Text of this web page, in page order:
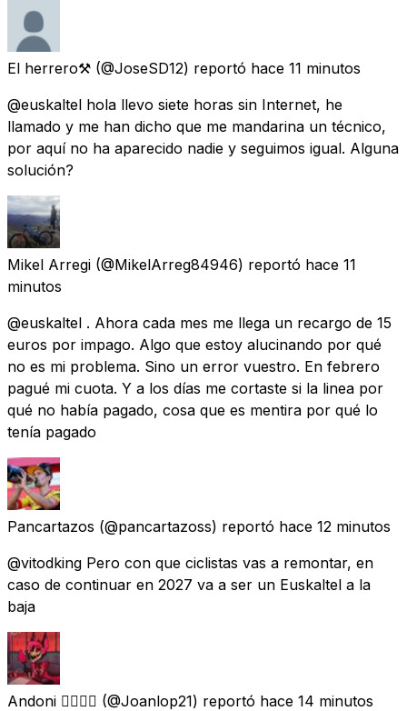
El herrero⚒️ (@JoseSD12) reportó hace 11 minutos
@euskaltel hola llevo siete horas sin Internet, he
llamado y me han dicho que me mandarina un técnico,
por aquí no ha aparecido nadie y seguimos igual. Alguna
solución?
Mikel Arregi (@MikelArreg84946) reportó hace 11
minutos
@euskaltel . Ahora cada mes me llega un recargo de 15
euros por impago. Algo que estoy alucinando por qué
no es mi problema. Sino un error vuestro. En febrero
pagué mi cuota. Y a los días me cortaste si la linea por
qué no había pagado, cosa que es mentira por qué lo
tenía pagado
Pancartazos (@pancartazoss) reportó hace 12 minutos
@vitodking Pero con que ciclistas vas a remontar, en
caso de continuar en 2027 va a ser un Euskaltel a la
baja
Andoni 🏳️‍🌈🇪🇸 (@Joanlop21) reportó hace 14 minutos